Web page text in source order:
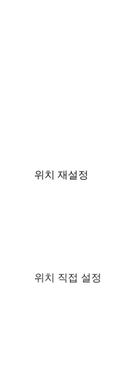
위치 재설정
위치 직접 설정